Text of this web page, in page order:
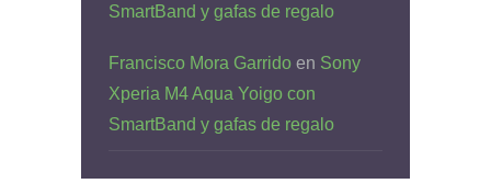
SmartBand y gafas de regalo
Francisco Mora Garrido en Sony
Xperia M4 Aqua Yoigo con
SmartBand y gafas de regalo